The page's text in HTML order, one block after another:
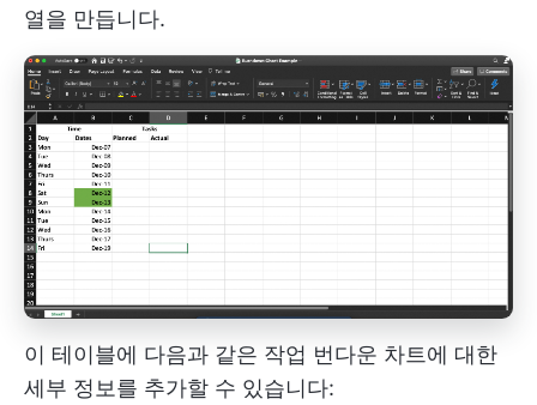
열을 만듭니다.
이 테이블에 다음과 같은 작업 번다운 차트에 대한
세부 정보를 추가할 수 있습니다: